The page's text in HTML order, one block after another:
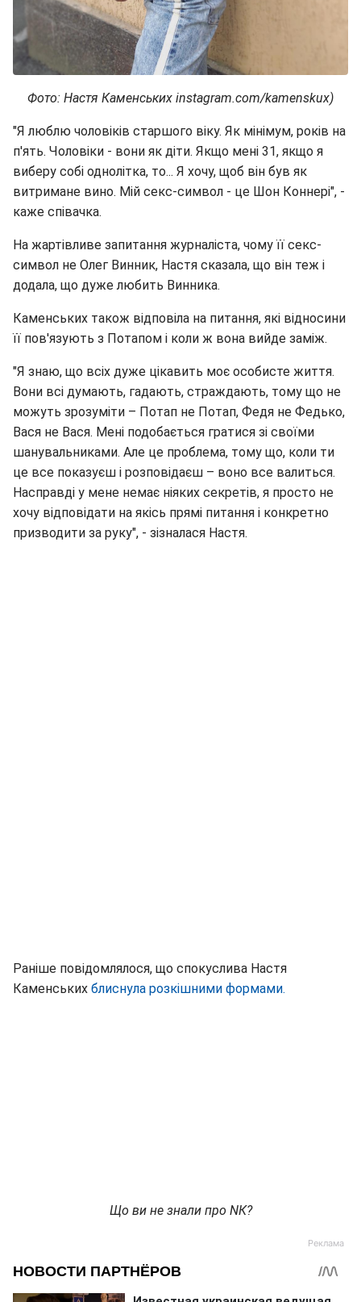
Фото: Настя Каменських instagram.com/kamenskux)
"Я люблю чоловіків старшого віку. Як мінімум, років на
п'ять. Чоловіки - вони як діти. Якщо мені 31, якщо я
виберу собі однолітка, то... Я хочу, щоб він був як
витримане вино. Мій секс-символ - це Шон Коннері", -
каже співачка.
На жартівливе запитання журналіста, чому її секс-
символ не Олег Винник, Настя сказала, що він теж і
додала, що дуже любить Винника.
Каменських також відповіла на питання, які відносини
її пов'язують з Потапом і коли ж вона вийде заміж.
"Я знаю, що всіх дуже цікавить моє особисте життя.
Вони всі думають, гадають, страждають, тому що не
можуть зрозуміти – Потап не Потап, Федя не Федько,
Вася не Вася. Мені подобається гратися зі своїми
шанувальниками. Але це проблема, тому що, коли ти
це все показуєш і розповідаєш – воно все валиться.
Насправді у мене немає ніяких секретів, я просто не
хочу відповідати на якісь прямі питання і конкретно
призводити за руку", - зізналася Настя.
Раніше повідомлялося, що спокуслива Настя
Каменських блиснула розкішними формами.
Що ви не знали про NК?